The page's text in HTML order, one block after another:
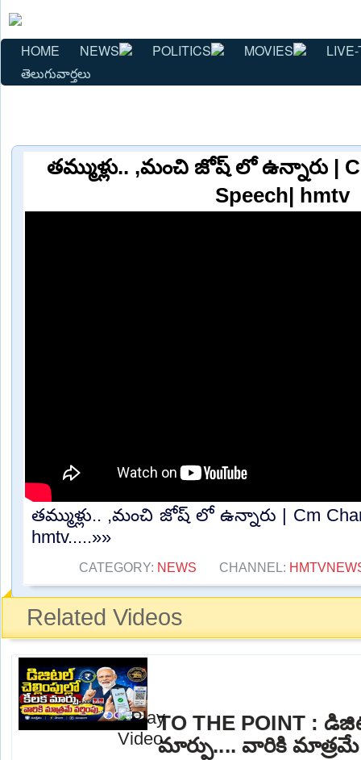
HOME NEWS POLITICS MOVIES
తెలుగువార్తలు
తమ్ముళ్లు.. ,మంచి జోష్ లో ఉన్నారు |
Speech| hmtv
తమ్ముళ్లు.. ,మంచి జోష్ లో ఉన్నారు | Cm
hmtv.....»»
CATEGORY: NEWS CHANNEL:
Related Videos
TO THE POINT :
మార్పు.... వారికి మాత్రమే